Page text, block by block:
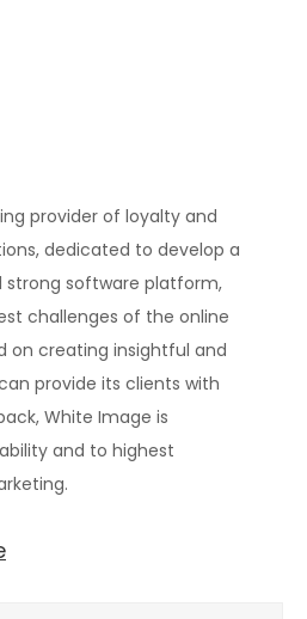
provider of loyalty and
dedicated to develop a
strong software platform,
challenges of the online
on creating insightful and
provide its clients with
White Image is
and to highest